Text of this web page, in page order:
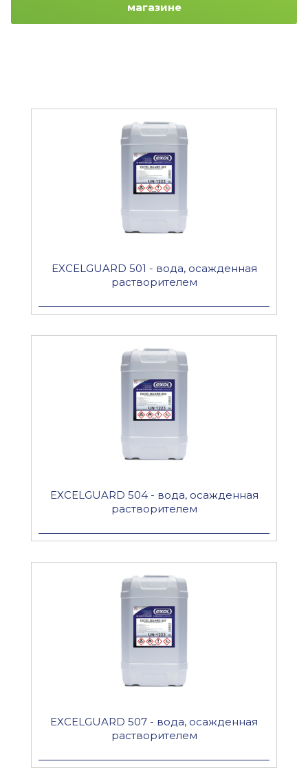
магазине
EXCELGUARD 501 - вода, осажденная
растворителем
EXCELGUARD 504 - вода, осажденная
растворителем
EXCELGUARD 507 - вода, осажденная
растворителем